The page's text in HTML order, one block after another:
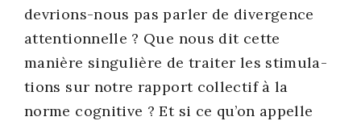
devrions-nous pas par­ler de diver­gence
atten­tion­nelle ? Que nous dit cette
manière sin­gu­lière de trai­ter les sti­mu­la­
tions sur notre rap­port col­lec­tif à la
norme cog­ni­tive ? Et si ce qu’on appelle